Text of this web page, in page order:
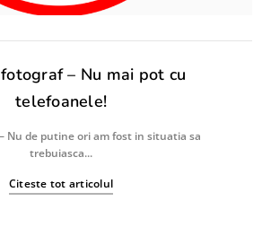
– Nu mai pot cu
telefoanele!
Nu de putine ori am fost in situatia sa
trebuiasca...
Citeste tot articolul